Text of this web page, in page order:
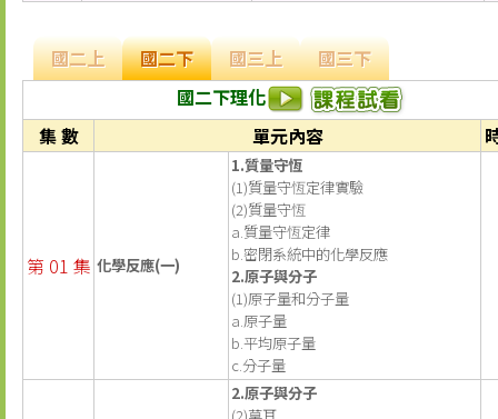
國二上 國二下 國三上
國三下
國二下理化
集 數
單元內容
第 01 集 化學反應(一)
1.質量守恆
(1)質量守恆定律實驗
(2)質量守恆
a.質量守恆定律
b.密閉系統中的化學反應
2.原子與分子
(1)原子量和分子量
a.原子量
b.平均原子量
c.分子量
2.原子與分子